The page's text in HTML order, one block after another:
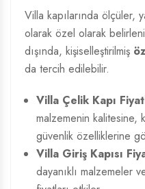
Villa kapılarında ölçüler,
olarak özel olarak
dışında, kişiselleştirilmiş
da tercih edilebilir.
Villa Çelik Kapı
malzemenin kalitesine,
güvenlik özelliklerine
Villa Giriş Kapısı
dayanıklı malzemeler